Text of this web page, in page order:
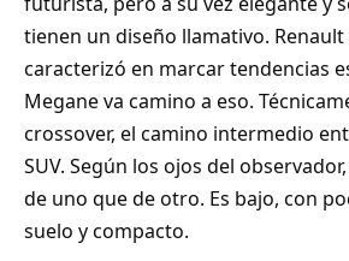
tienen un diseño llamativo.
caracterizó en marcar tendencias
Megane va camino a eso.
crossover, el camino intermedio
SUV. Según los ojos del
de uno que de otro. Es bajo, con
suelo y compacto.